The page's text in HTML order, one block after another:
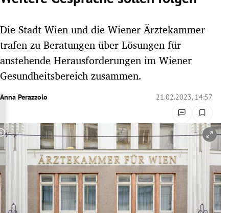
Untermenü
Untermenü
Untermenü
Untermenü
Untermenü
Untermenü
Die Stadt Wien und die Wiener Ärztekammer
trafen zu Beratungen über Lösungen für
anstehende Herausforderungen im Wiener
Gesundheitsbereich zusammen.
Anna Perazzolo 21.02.2023, 14:57
Copyright-Hinweis öffnen/schließen